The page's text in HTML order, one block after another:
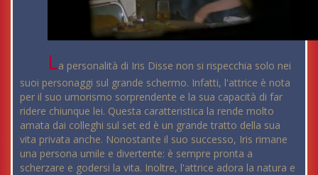
La personalità di Iris Disse non si rispecchia solo nei
suoi personaggi sul grande schermo. Infatti, l'attrice è nota
per il suo umorismo sorprendente e la sua capacità di far
ridere chiunque lei. Questa caratteristica la rende molto
amata dai colleghi sul set ed è un grande tratto della sua
vita privata anche. Nonostante il suo successo, Iris rimane
una persona umile e divertente: è sempre pronta a
scherzare e godersi la vita. Inoltre, l'attrice adora la natura e